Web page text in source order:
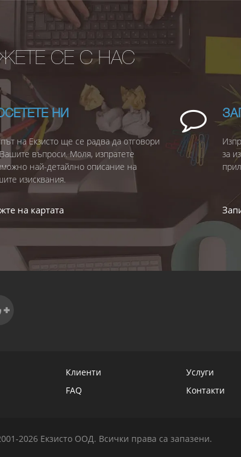
СЕ С НАС
НИ
на Екзисто ще се радва да отговори
въпроси. Моля, изпратете
най-детайлно описание на
изисквания.
на картата
за
Клиенти Услуги
FAQ Контакти
2026 Екзисто ООД. Всички права са запазени.